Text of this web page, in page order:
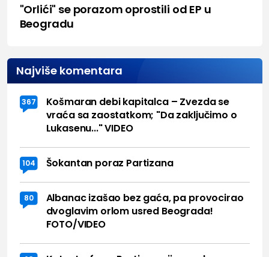
"Orlići" se porazom oprostili od EP u
Beogradu
Najviše komentara
367
Košmaran debi kapitalca – Zvezda se
vraća sa zaostatkom; "Da zaključimo o
Lukasenu..." VIDEO
104 Šokantan poraz Partizana
80
Albanac izašao bez gaća, pa provocirao
dvoglavim orlom usred Beograda!
FOTO/VIDEO